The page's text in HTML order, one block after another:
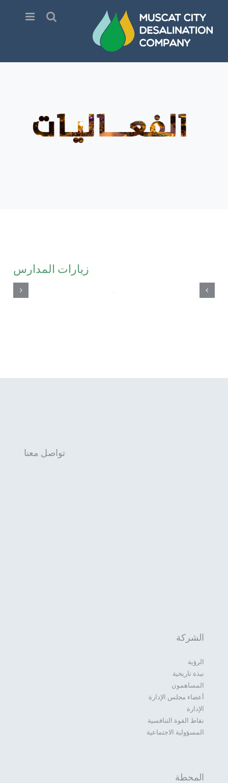
content
زيارات المدارس
تواصل معنا
الشركة
الرؤية
نبذة تاريخية
المساهمون
أعضاء مجلس الإدارة
الإدارة
نقاط القوة التنافسية
المسؤولية الاجتماعية
المحطة